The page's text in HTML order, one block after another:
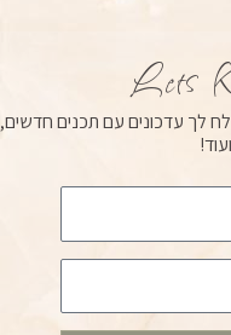
b
e
Lets
לך עדכונים עם תכנים חדשים,